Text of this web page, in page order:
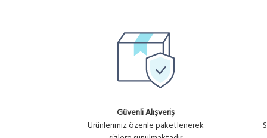
Güvenli Alışveriş
Ürünlerimiz özenle paketlenerek